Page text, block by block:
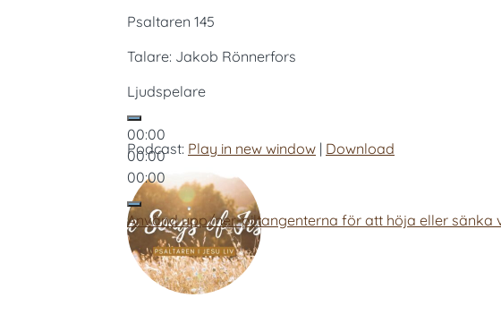
Psaltaren 145
Talare: Jakob Rönnerfors
Ljudspelare
00:00
00:00
00:00
Använd upp/ner-piltangenterna för att höja eller sänka
Podcast: Play in new window | Download